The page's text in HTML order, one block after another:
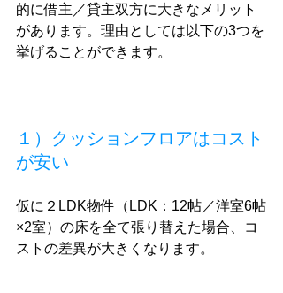
的に借主／貸主双方に大きなメリット
があります。理由としては以下の3つを
挙げることができます。
１）クッションフロアはコスト
が安い
仮に２LDK物件（LDK：12帖／洋室6帖
×2室）の床を全て張り替えた場合、コ
ストの差異が大きくなります。